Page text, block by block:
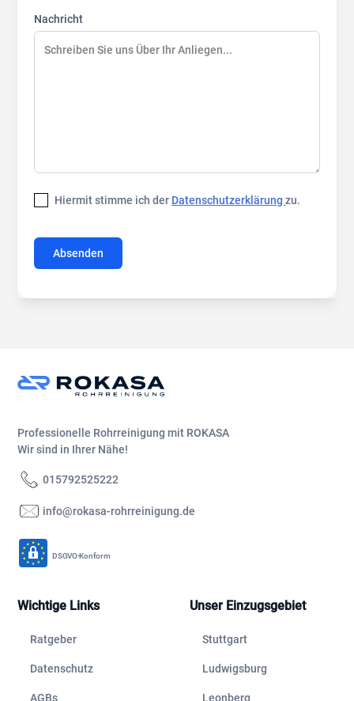
Nachricht
Hiermit stimme ich der Datenschutzerklärungzu.
Professionelle Rohrreinigung mit ROKASA
Wir sind in Ihrer Nähe!
015792525222
info@rokasa-rohrreinigung.de
DSGVO-Konform
Wichtige Links
Ratgeber
Datenschutz
AGBs
Unser Einzugsgebiet
Stuttgart
Ludwigsburg
Leonberg